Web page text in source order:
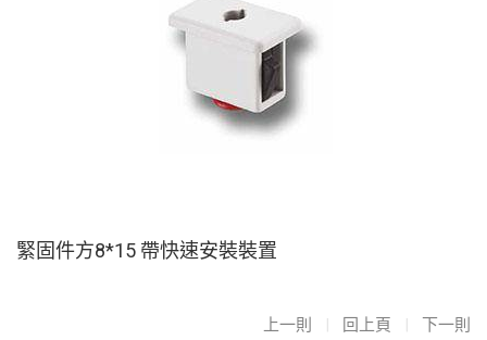
緊固件方8*15 帶快速安裝裝置
上一則 | 回上頁 | 下一則